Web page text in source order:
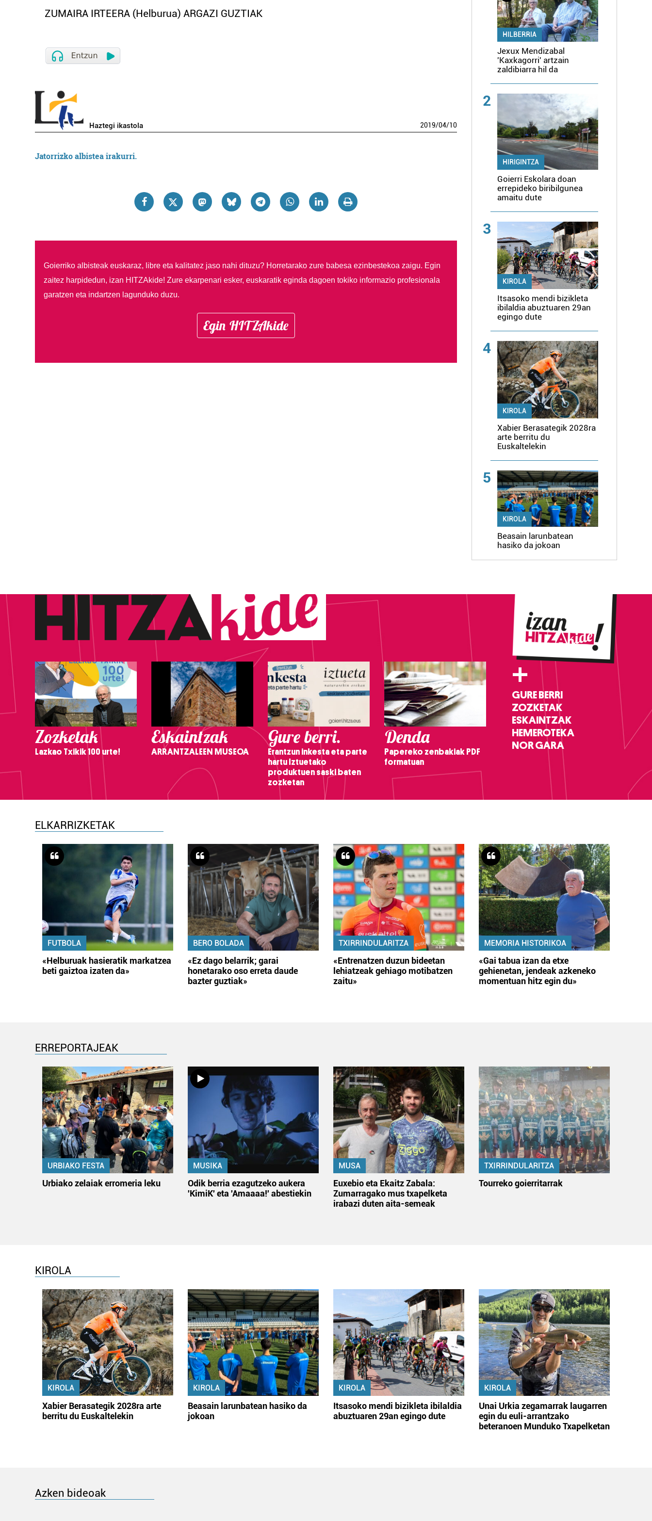
ZUMAIRA IRTEERA (Helburua) ARGAZI GUZTIAK
Haztegi ikastola 2019/04/10
Jatorrizko albistea irakurri.
Goierriko albisteak euskaraz, libre eta kalitatez jaso nahi dituzu? Horretarako zure babesa ezinbestekoa zaigu. Egin
zaitez harpidedun, izan HITZAkide! Zure ekarpenari esker, euskaratik eginda dagoen tokiko informazio profesionala
garatzen eta indartzen lagunduko duzu.
Egin HITZAkide
HILBERRIA
Jexux Mendizabal
'Kaxkagorri' artzain
zaldibiarra hil da
2
HIRIGINTZA
Goierri Eskolara doan
errepideko biribilgunea
amaitu dute
3
KIROLA
Itsasoko mendi bizikleta
ibilaldia abuztuaren 29an
egingo dute
4
KIROLA
Xabier Berasategik 2028ra
arte berritu du
Euskaltelekin
5
KIROLA
Beasain larunbatean
hasiko da jokoan
Zozketak
Lazkao Txikik 100 urte!
Eskaintzak
ARRANTZALEEN MUSEOA
Gure berri.
Erantzun inkesta eta parte
hartu Iztuetako
produktuen saski baten
zozketan
Denda
Papereko zenbakiak PDF
formatuan
+
GURE BERRI
ZOZKETAK
ESKAINTZAK
HEMEROTEKA
NOR GARA
ELKARRIZKETAK
FUTBOLA
«Helburuak hasieratik markatzea
beti gaiztoa izaten da»
BERO BOLADA
«Ez dago belarrik; garai
honetarako oso erreta daude
bazter guztiak»
TXIRRINDULARITZA
«Entrenatzen duzun bideetan
lehiatzeak gehiago motibatzen
zaitu»
MEMORIA HISTORIKOA
«Gai tabua izan da etxe
gehienetan, jendeak azkeneko
momentuan hitz egin du»
ERREPORTAJEAK
URBIAKO FESTA
Urbiako zelaiak erromeria leku
MUSIKA
Odik berria ezagutzeko aukera
'KimiK' eta 'Amaaaa!' abestiekin
MUSA
Euxebio eta Ekaitz Zabala:
Zumarragako mus txapelketa
irabazi duten aita-semeak
TXIRRINDULARITZA
Tourreko goierritarrak
KIROLA
KIROLA
Xabier Berasategik 2028ra arte
berritu du Euskaltelekin
KIROLA
Beasain larunbatean hasiko da
jokoan
KIROLA
Itsasoko mendi bizikleta ibilaldia
abuztuaren 29an egingo dute
KIROLA
Unai Urkia zegamarrak laugarren
egin du euli-arrantzako
beteranoen Munduko Txapelketan
Azken bideoak